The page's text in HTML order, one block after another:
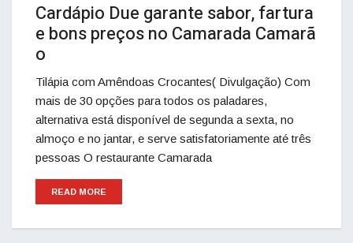
Cardápio Due garante sabor, fartura
e bons preços no Camarada Camarã
o
Tilápia com Amêndoas Crocantes( Divulgação) Com
mais de 30 opções para todos os paladares,
alternativa está disponível de segunda a sexta, no
almoço e no jantar, e serve satisfatoriamente até três
pessoas O restaurante Camarada
READ MORE